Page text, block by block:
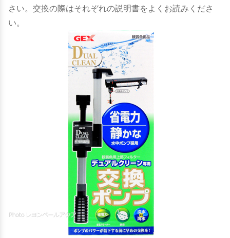
さい。交換の際はそれぞれの説明書をよくお読みくださ
い。